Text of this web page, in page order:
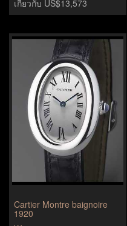
เกี่ยวกับ US$13,573
Cartier Montre baignoire
1920